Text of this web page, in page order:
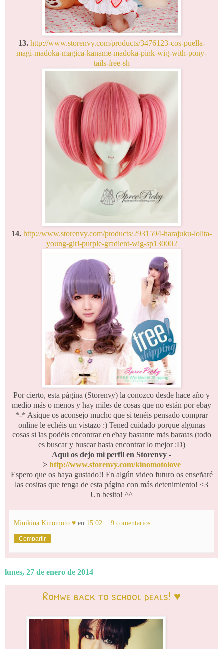
13. http://www.storenvy.com/products/3476123-cos-puella-
magi-madoka-magica-kaname-madoka-pink-wig-with-pony-
tails-free-sh
14. http://www.storenvy.com/products/2931594-harajuku-lolita-
young-girl-purple-gradient-wig-sp130002
Por cierto, esta página (Storenvy) la conozco desde hace año y
medio más o menos y hay miles de cosas que no están por ebay
*-* Asique os aconsejo mucho que si tenéis pensado comprar
online le echéis un vistazo :) Tened cuidado porque algunas
cosas si las podéis encontrar en ebay bastante más baratas (todo
es buscar y buscar hasta encontrar lo mejor :D)
Aquí os dejo mi perfil en Storenvy -
> http://www.storenvy.com/kinomotolove
Espero que os haya gustado!! En algún video futuro os enseñaré
las cositas que tenga de esta página con más detenimiento! <3
Un besito! ^^
Minikina Kinomoto ♥ en 15:02 9 comentarios:
Compartir
lunes, 27 de enero de 2014
Romwe back to school deals! ♥